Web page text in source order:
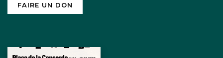
FAIRE UN DON